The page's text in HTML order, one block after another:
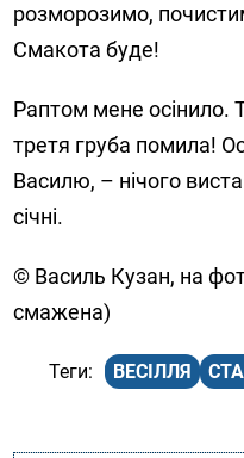
розморозимо,
Смакота буде!
Раптом мене осінило.
третя груба помила!
Василю, – нічого
січні.
© Василь Кузан, на
смажена)
ВЕСІЛЛЯ